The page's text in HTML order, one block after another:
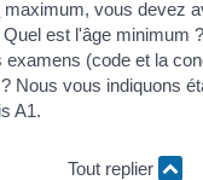
maximum, vous devez
Quel est l'âge minimum
(code et la
Nous vous indiquons
A1.
Tout replier